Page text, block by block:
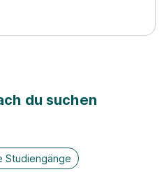
du suchen
Studiengänge